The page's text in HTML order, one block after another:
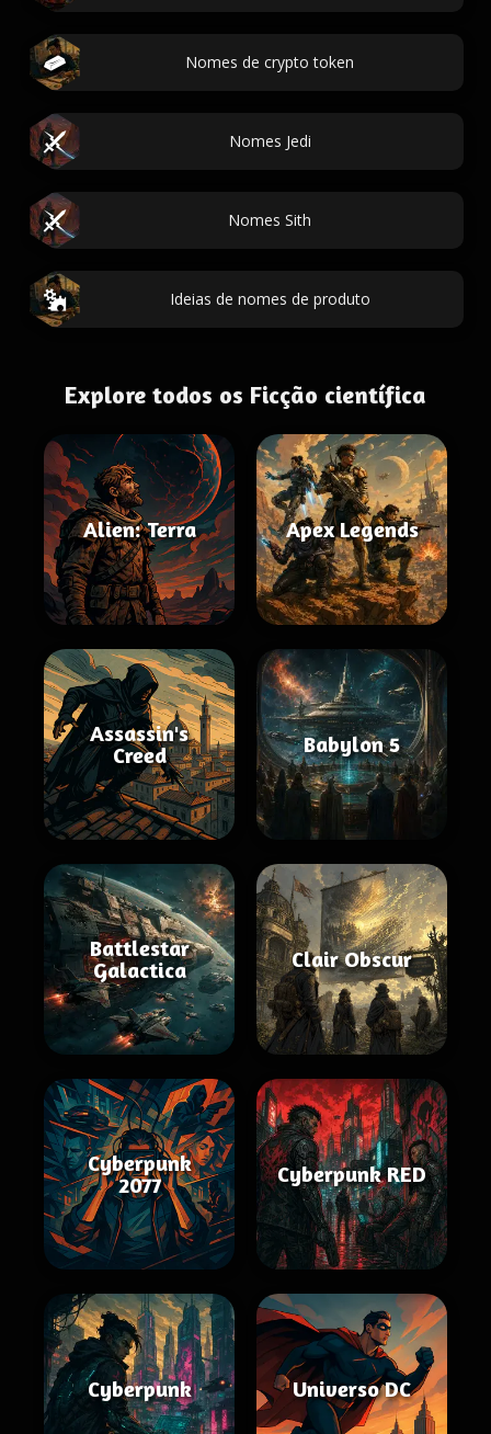
Nomes de crypto token
Nomes Jedi
Nomes Sith
Ideias de nomes de produto
Explore todos os Ficção científica
Alien: Terra Apex Legends
Assassin's
Creed
Babylon 5
Battlestar
Galactica
Clair Obscur
Cyberpunk
2077
Cyberpunk RED
Cyberpunk Universo DC